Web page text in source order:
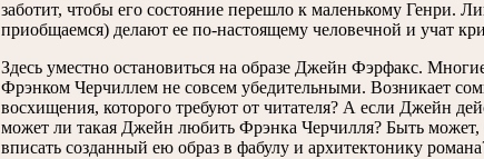
заботит, чтобы его состояние перешло к маленькому Генри.
приобщаемся) делают ее по-настоящему человечной и учат
Здесь уместно остановиться на образе Джейн Фэрфакс.
Фрэнком Черчиллем не совсем убедительными. Возникает
восхищения, которого требуют от читателя? А если Джейн
может ли такая Джейн любить Фрэнка Черчилля? Быть может,
вписать созданный ею образ в фабулу и архитектонику